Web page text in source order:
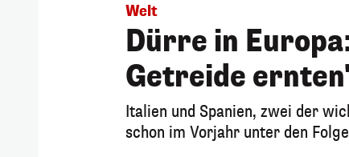
Welt
Dürre in
Getreide
Italien und Spanien, zwei der
schon im Vorjahr unter den